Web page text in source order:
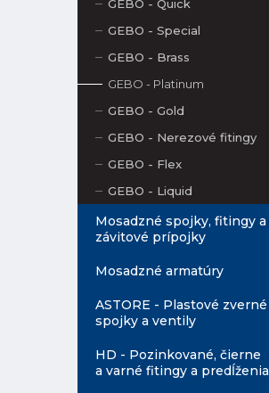
GEBO - Quick
GEBO - Special
GEBO - Brass
GEBO - Platinum
GEBO - Gold
GEBO - Nerezové fitingy
GEBO - Flex
GEBO - Liquid
Mosadzné spojky, fitingy a
závitové prípojky
Mosadzné armatúry
ASTORE - Plastové zverné
spojky a ventily
HD - Pozinkované, čierne
a varné fitingy a predĺženia